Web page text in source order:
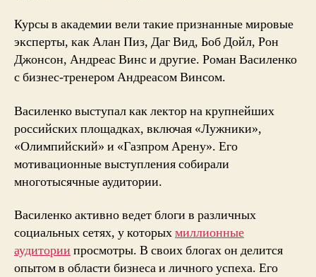
Курсы в академии вели такие признанные мировые
эксперты, как Алан Пиз, Даг Вид, Боб Дойл, Рон
Джонсон, Андреас Винс и другие. Роман Василенко
с бизнес-тренером Андреасом Винсом.
Василенко выступал как лектор на крупнейших
российских площадках, включая «Лужники»,
«Олимпийский» и «Газпром Арену». Его
мотивационные выступления собирали
многотысячные аудитории.
Василенко активно ведет блоги в различных
социальных сетях, у которыхмиллионные
аудитории просмотры. В своих блогах он делится
опытом в области бизнеса и личного успеха. Его